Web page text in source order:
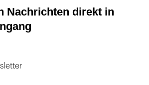
Nachrichten direkt in